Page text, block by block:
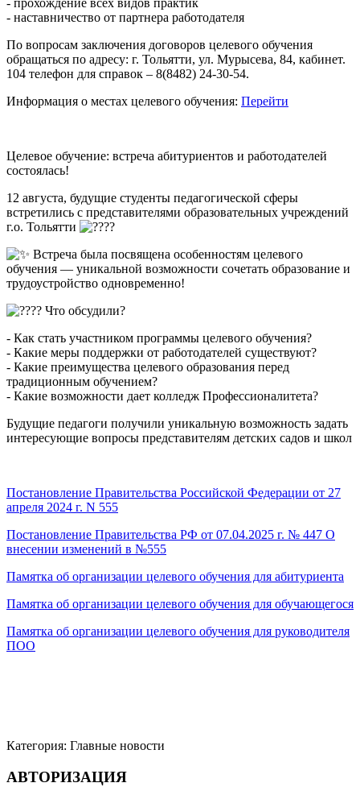
- прохождение всех видов практик
- наставничество от партнера работодателя
По вопросам заключения договоров целевого обучения
обращаться по адресу: г. Тольятти, ул. Мурысева, 84, кабинет.
104 телефон для справок – 8(8482) 24-30-54.
Информация о местах целевого обучения: Перейти
Целевое обучение: встреча абитуриентов и работодателей
состоялась!
12 августа, будущие студенты педагогической сферы
встретились с представителями образовательных учреждений
г.о. Тольятти
Встреча была посвящена особенностям целевого
обучения — уникальной возможности сочетать образование и
трудоустройство одновременно!
Что обсудили?
- Как стать участником программы целевого обучения?
- Какие меры поддержки от работодателей существуют?
- Какие преимущества целевого образования перед
традиционным обучением?
- Какие возможности дает колледж Профессионалитета?
Будущие педагоги получили уникальную возможность задать
интересующие вопросы представителям детских садов и школ
Постановление Правительства Российской Федерации от 27
апреля 2024 г. N 555
Постановление Правительства РФ от 07.04.2025 г. № 447 О
внесении изменений в №555
Памятка об организации целевого обучения для абитуриента
Памятка об организации целевого обучения для обучающегося
Памятка об организации целевого обучения для руководителя
ПОО
Категория: Главные новости
АВТОРИЗАЦИЯ